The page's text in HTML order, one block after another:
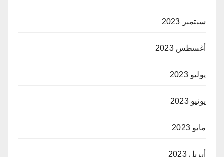
سبتمبر 2023
أغسطس 2023
يوليو 2023
يونيو 2023
مايو 2023
أبريل 2023